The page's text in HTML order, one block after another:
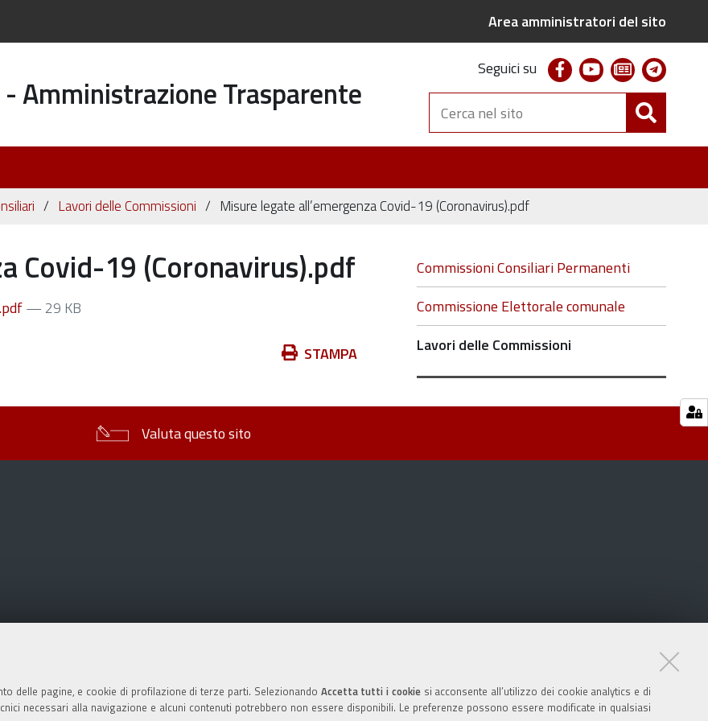
delle pagine, e cookie di profilazione di terze parti. Selezionando Accetta tutti i cookiesi acconsente all’utilizzo dei cookie analytics e di
necessari alla navigazione e alcuni contenuti potrebbero non essere disponibili. Le preferenze possono essere modificate in qualsiasi
Area amministratori del sito
Amministrazione Trasparente
Seguici su facebookyoutubenewsletter
Cerca
nel
sito
Lavori delle Commissioni Misure legate all’emergenza Covid-19 (Coronavirus).pdf
Covid-19 (Coronavirus).pdf
— 29 KB
Azioni STAMPA
Navigazione
Commissioni Consiliari Permanenti
Commissione Elettorale comunale
Lavori delle Commissioni
Valuta questo sito